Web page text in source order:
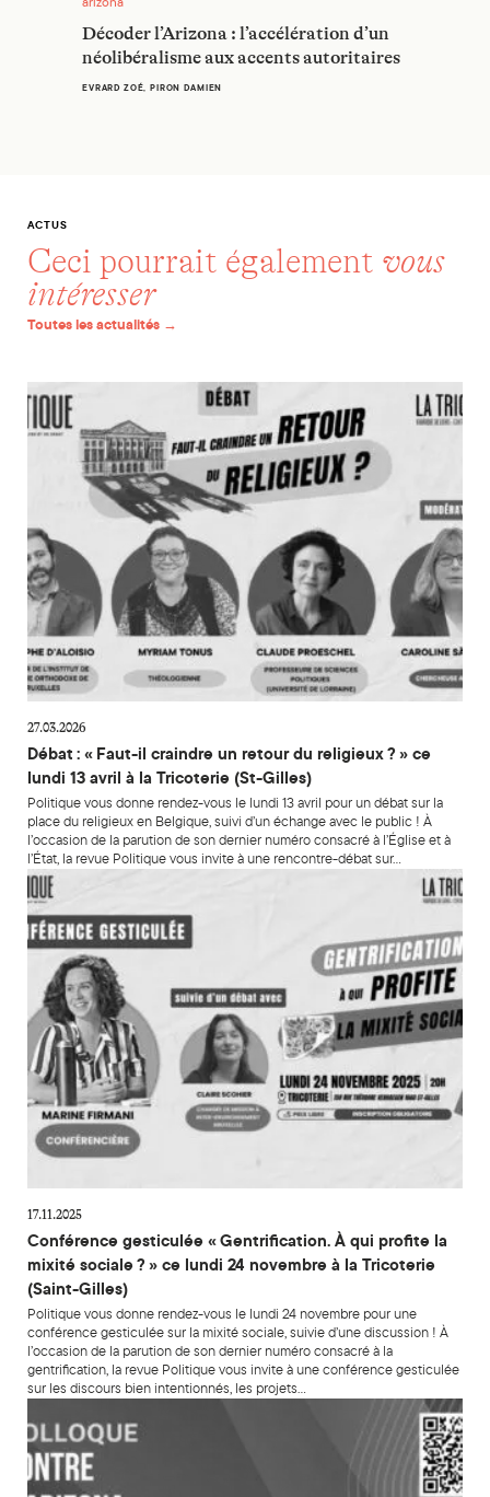
Décoder l’Arizona : l’accélération d’un
néolibéralisme aux accents autoritaires
EVRARD ZOÉ, PIRON DAMIEN
ACTUS
Ceci pourrait également vous
intéresser
Toutes les actualités →
Débat : « Faut-il craindre un retour du religieux ? » ce lundi
27.03.2026
Débat : « Faut-il craindre un retour du religieux ? » ce
lundi 13 avril à la Tricoterie (St-Gilles)
Politique vous donne rendez-vous le lundi 13 avril pour un débat sur la
place du religieux en Belgique, suivi d’un échange avec le public ! À
l’occasion de la parution de son dernier numéro consacré à l’Église et à
l’État, la revue Politique vous invite à une rencontre-débat sur…
Conférence gesticulée « Gentrification. À qui profite la
17.11.2025
Conférence gesticulée « Gentrification. À qui profite la
mixité sociale ? » ce lundi 24 novembre à la Tricoterie
(Saint-Gilles)
Politique vous donne rendez-vous le lundi 24 novembre pour une
conférence gesticulée sur la mixité sociale, suivie d’une discussion ! À
l’occasion de la parution de son dernier numéro consacré à la
gentrification, la revue Politique vous invite à une conférence gesticulée
sur les discours bien intentionnés, les projets…
Colloque 24 juin 2025 – Contre l’Arizona et son monde